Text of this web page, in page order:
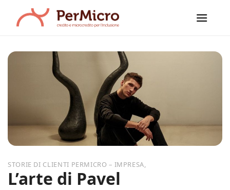
contenuti
,
L’arte di Pavel